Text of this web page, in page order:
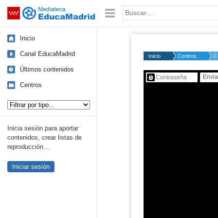
Saltar navegación Palabra o frase:
Inicio
Canal EducaMadrid
Últimos contenidos
Centros
Inicia sesión para aportar
contenidos, crear listas de
reproducción...
Iniciar sesión
Inicio Centros
Contenido protegido…